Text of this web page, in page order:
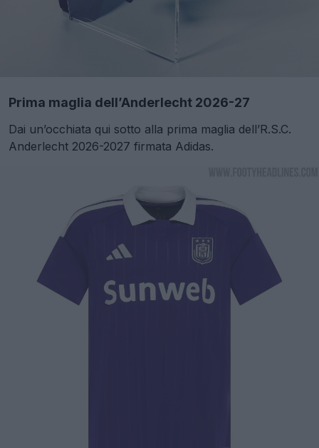
Prima maglia dell’Anderlecht 2026-27
Dai un’occhiata qui sotto alla prima maglia dell’R.S.C.
Anderlecht 2026-2027 firmata Adidas.